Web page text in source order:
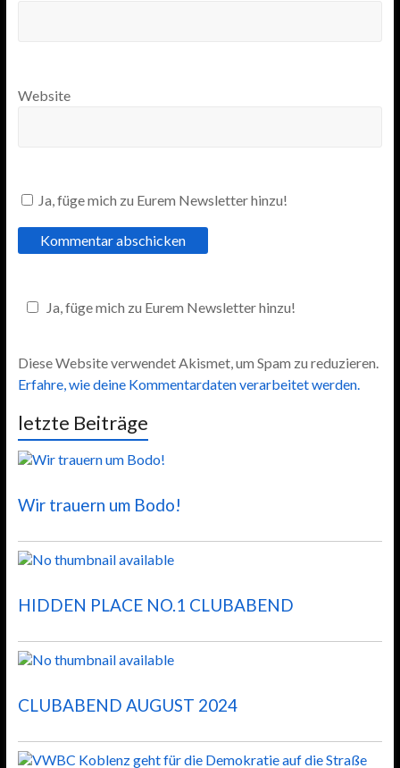
Website
Ja, füge mich zu Eurem Newsletter hinzu!
Ja, füge mich zu Eurem Newsletter hinzu!
Diese Website verwendet Akismet, um Spam zu reduzieren.
Erfahre, wie deine Kommentardaten verarbeitet werden.
letzte Beiträge
Wir trauern um Bodo!
HIDDEN PLACE NO.1 CLUBABEND
CLUBABEND AUGUST 2024